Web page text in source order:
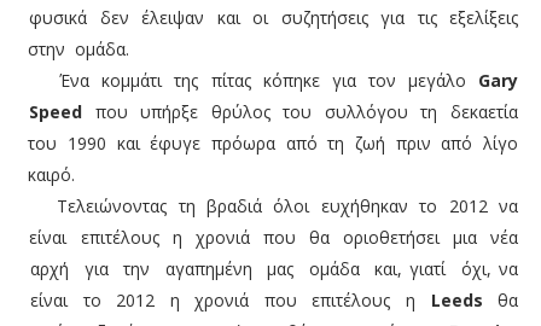
φυσικά δεν έλειψαν και οι συζητήσεις για τις εξελίξεις
στην ομάδα.
Ένα κομμάτι της πίτας κόπηκε για τον μεγάλο Gary
Speed που υπήρξε θρύλος του συλλόγου τη δεκαετία
του 1990 και έφυγε πρόωρα από τη ζωή πριν από λίγο
καιρό.
Τελειώνοντας τη βραδιά όλοι ευχήθηκαν το 2012 να
είναι επιτέλους η χρονιά που θα οριοθετήσει μια νέα
αρχή για την αγαπημένη μας ομάδα και, γιατί όχι, να
είναι το 2012 η χρονιά που επιτέλους η Leeds θα